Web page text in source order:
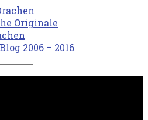
Originale
2006 – 2016